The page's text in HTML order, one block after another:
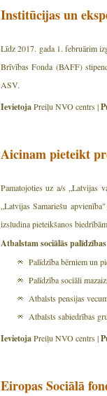
Institūcijas un
Līdz 2017. gada 1. februārim
Brīvības Fonda (BAFF)
ASV.
IevietojaPreiļu NVO centrs |
Aicinam pieteikt
Pamatojoties uz a/s „Latvijas
„Latvijas Samariešu
izsludina pieteikšanos
Atbalstam sociālās
Palīdzība bērniem un
Palīdzība sociāli
Atbalsts pensijas
Atbalsts sabiedrības
IevietojaPreiļu NVO centrs |
Eiropas Sociālā